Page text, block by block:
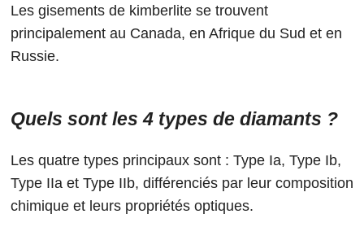
Les gisements de kimberlite se trouvent
principalement au Canada, en Afrique du Sud et en
Russie.
Quels sont les 4 types de diamants ?
Les quatre types principaux sont : Type Ia, Type Ib,
Type IIa et Type IIb, différenciés par leur composition
chimique et leurs propriétés optiques.